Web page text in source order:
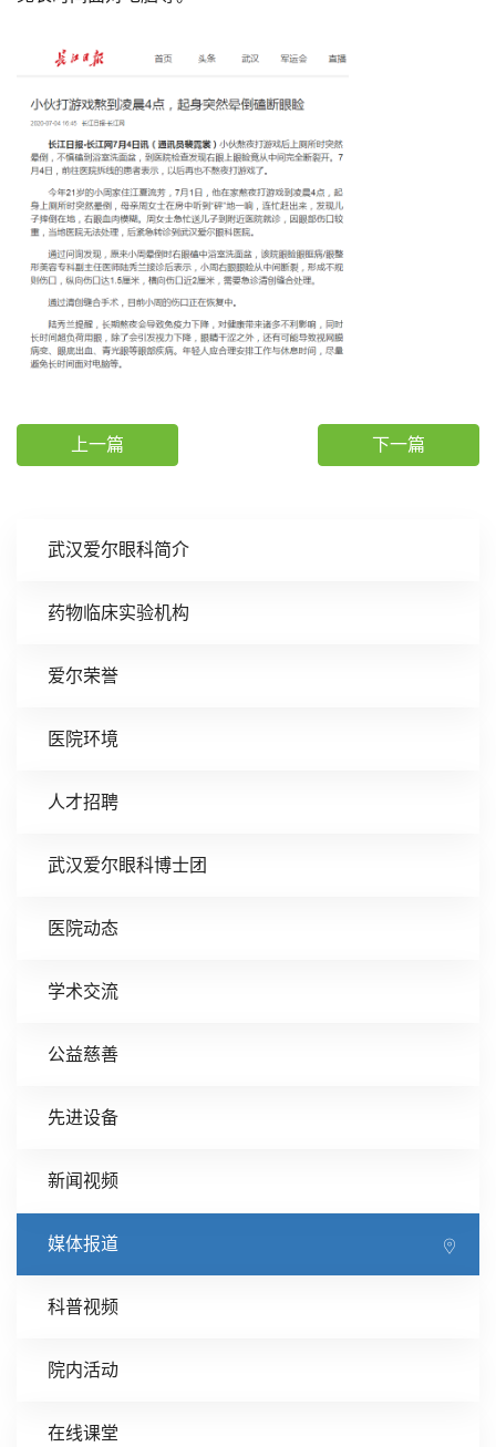
武汉爱尔眼科简介
药物临床实验机构
爱尔荣誉
医院环境
人才招聘
武汉爱尔眼科博士团
医院动态
学术交流
公益慈善
先进设备
新闻视频
媒体报道
科普视频
院内活动
在线课堂
上一篇 下一篇